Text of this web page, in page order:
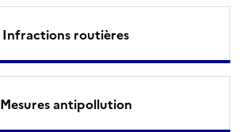
Infractions routières
Mesures antipollution